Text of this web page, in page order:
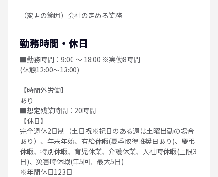
（変更の範囲）会社の定める業務
勤務時間・休日
■勤務時間：9:00 ～ 18:00 ※実働8時間
(休憩12:00～13:00)
【時間外労働】
あり
■想定残業時間：20時間
【休日】
完全週休2日制（土日祝※祝日のある週は土曜出勤の場合
あり）、年末年始、有給休暇(夏季取得推奨日あり)、慶弔
休暇、特別休暇、育児休業、介護休業、入社時休暇(上限3
日)、災害時休暇(年5回、最大5日)
※年間休日123日